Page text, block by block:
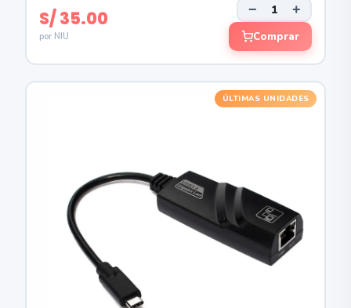
S/ 35.00
por NIU
− +
Comprar
ÚLTIMAS UNIDADES